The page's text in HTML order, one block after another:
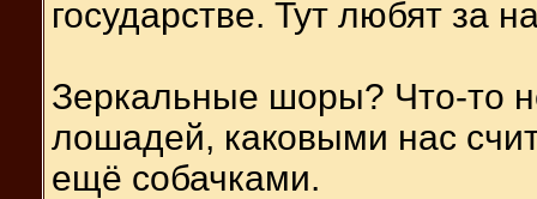
государстве. Тут любят за
Зеркальные шоры? Что-то
лошадей, каковыми нас
ещё собачками.